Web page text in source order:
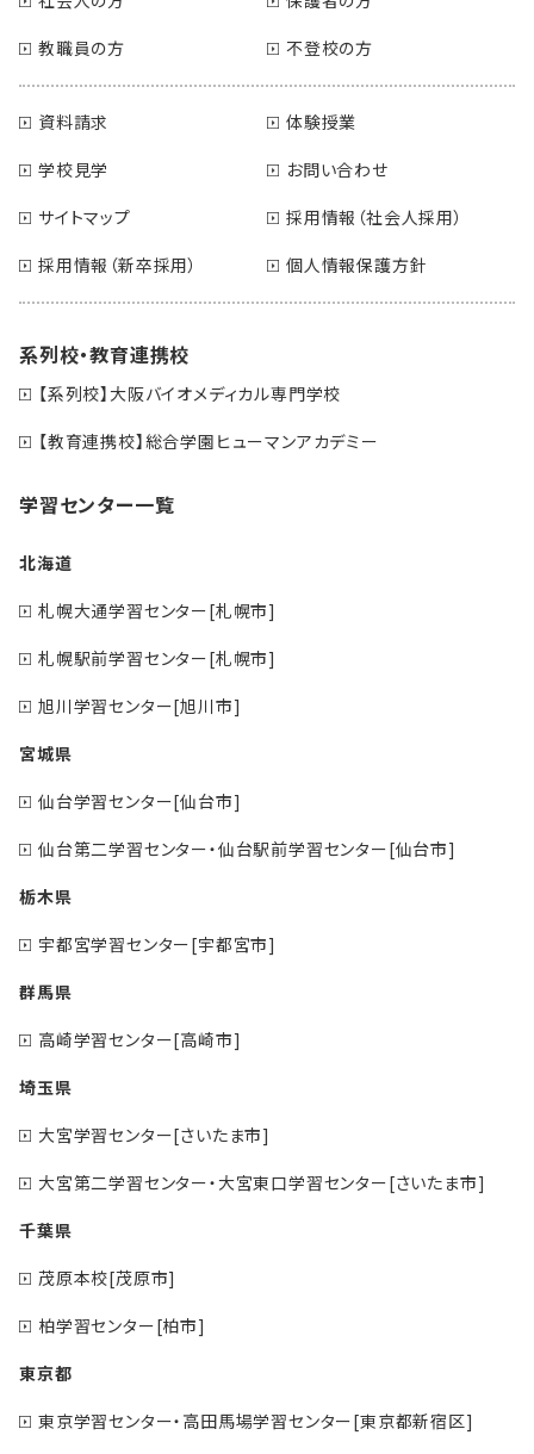
教職員の方
不登校の方
資料請求
体験授業
学校見学
お問い合わせ
サイトマップ
採用情報（社会人採用）
採用情報（新卒採用）
個人情報保護方針
系列校・教育連携校
【系列校】大阪バイオメディカル専門学校
【教育連携校】総合学園ヒューマンアカデミー
学習センター一覧
北海道
札幌大通学習センター[札幌市]
札幌駅前学習センター[札幌市]
旭川学習センター[旭川市]
宮城県
仙台学習センター[仙台市]
仙台第二学習センター・仙台駅前学習センター[仙台市]
栃木県
宇都宮学習センター[宇都宮市]
群馬県
高崎学習センター[高崎市]
埼玉県
大宮学習センター[さいたま市]
大宮第二学習センター・大宮東口学習センター[さいたま市]
千葉県
茂原本校[茂原市]
柏学習センター[柏市]
東京都
東京学習センター・高田馬場学習センター[東京都新宿区]